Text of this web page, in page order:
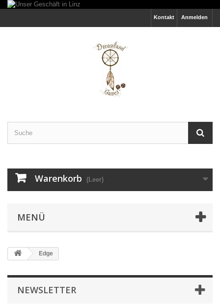
Anmelden
Kontakt
Warenkorb (Leer)
MENÜ
Edge
NEWSLETTER